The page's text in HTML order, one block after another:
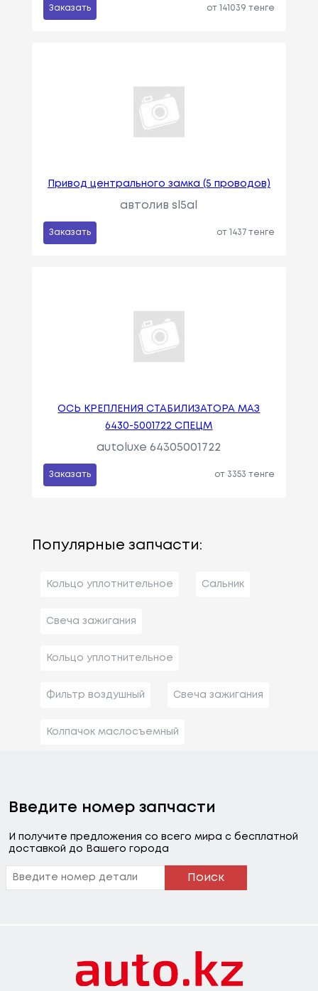
Заказать от 141039 тенге
Привод центрального замка (5 проводов)
автолив sl5al
Заказать от 1437 тенге
ОСЬ КРЕПЛЕНИЯ СТАБИЛИЗАТОРА МАЗ
6430-5001722 СПЕЦМ
autoluxe 64305001722
Заказать от 3353 тенге
Популярные запчасти:
Кольцо уплотнительное Сальник
Свеча зажигания
Кольцо уплотнительное
Фильтр воздушный Свеча зажигания
Колпачок маслосъемный
Введите номер запчасти
И получите предложения со всего мира с бесплатной
доставкой до Вашего города
Поиск